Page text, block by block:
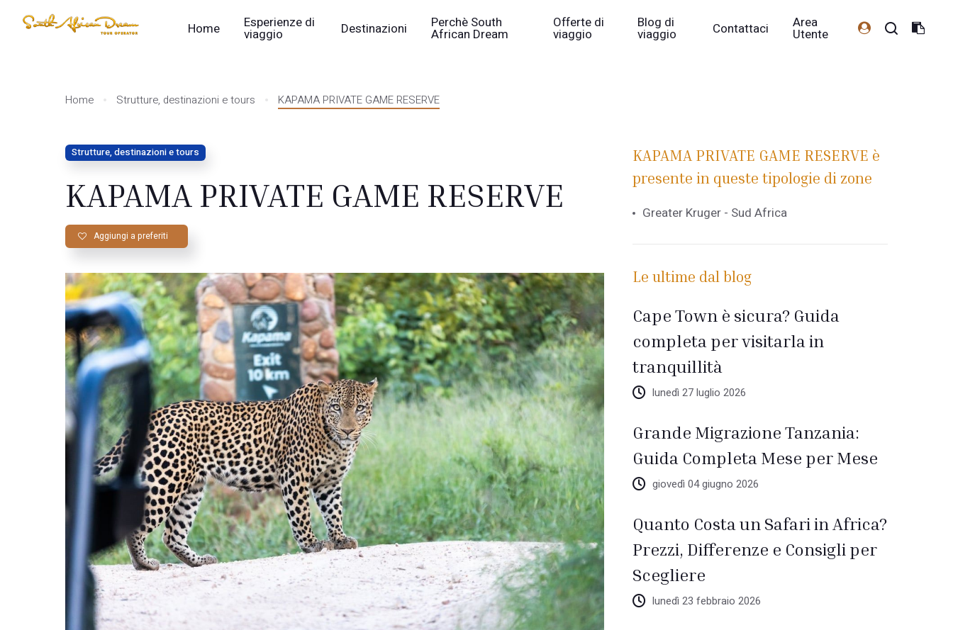
Home Esperienze di
viaggio Destinazioni Perchè South
African Dream
Offerte di
viaggio
Blog di
viaggio Contattaci Area
Utente
Home Strutture, destinazioni e tours KAPAMA PRIVATE GAME RESERVE
Strutture, destinazioni e tours
KAPAMA PRIVATE GAME RESERVE
Aggiungi a preferiti
KAPAMA PRIVATE GAME RESERVE è
presente in queste tipologie di zone
Greater Kruger - Sud Africa
Le ultime dal blog
Cape Town è sicura? Guida
completa per visitarla in
tranquillità
lunedì 27 luglio 2026
Grande Migrazione Tanzania:
Guida Completa Mese per Mese
giovedì 04 giugno 2026
Quanto Costa un Safari in Africa?
Prezzi, Differenze e Consigli per
Scegliere
lunedì 23 febbraio 2026